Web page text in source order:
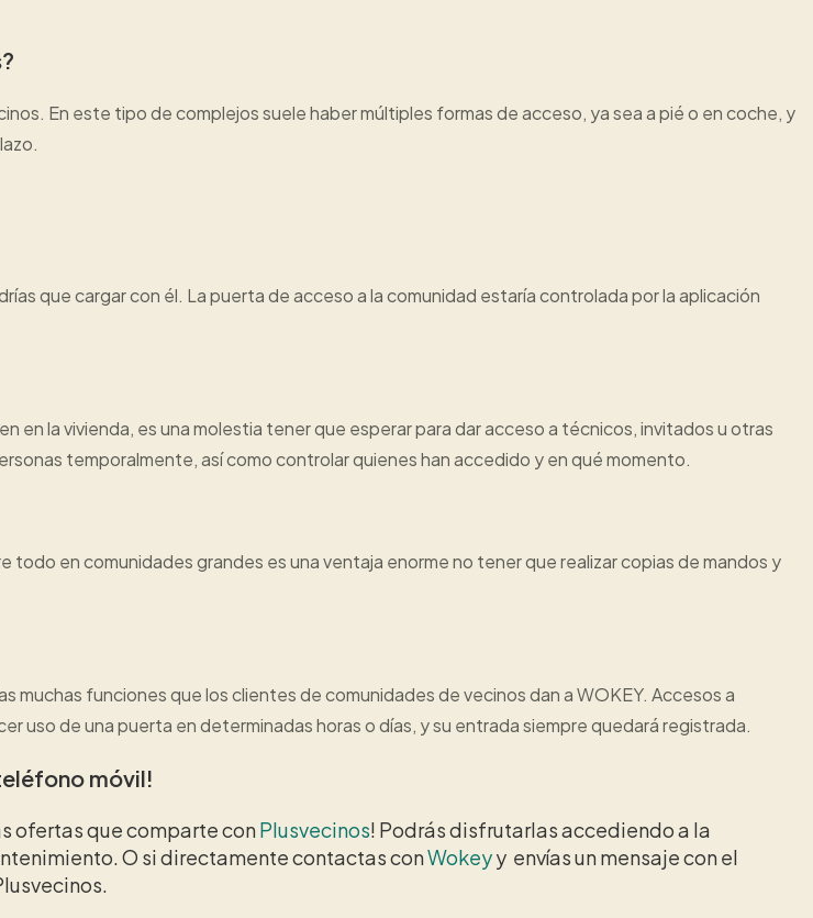
En este tipo de complejos suele haber múltiples formas de acceso, ya sea a pié o en coche, y
que cargar con él. La puerta de acceso a la comunidad estaría controlada por la aplicación
en la vivienda, es una molestia tener que esperar para dar acceso a técnicos, invitados u otras
temporalmente, así como controlar quienes han accedido y en qué momento.
en comunidades grandes es una ventaja enorme no tener que realizar copias de mandos y
muchas funciones que los clientes de comunidades de vecinos dan a WOKEY. Accesos a
uso de una puerta en determinadas horas o días, y su entrada siempre quedará registrada.
móvil!
ofertas que comparte conPlusvecinos! Podrás disfrutarlas accediendo a la
O si directamente contactas conWokeyy envías un mensaje con el